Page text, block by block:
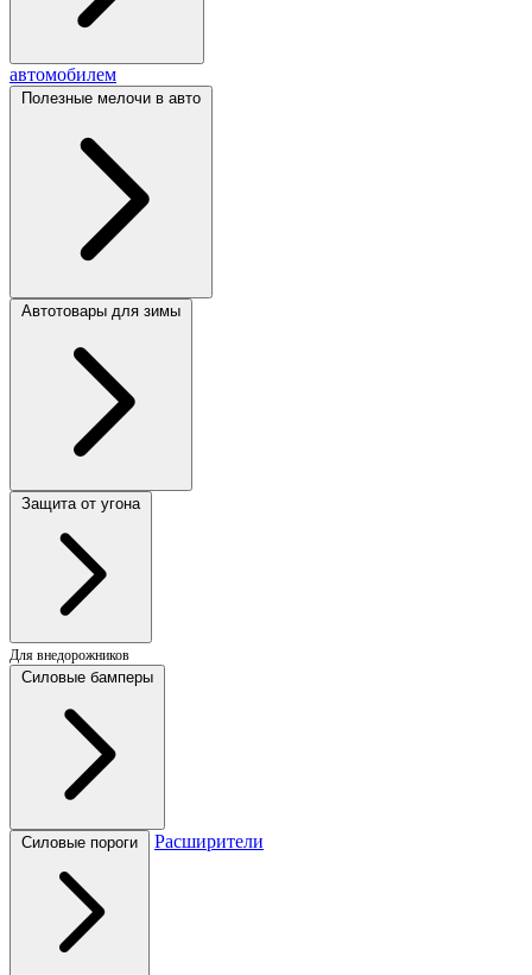
автомобилем
Полезные мелочи в авто
Автотовары для зимы
Защита от угона
Для внедорожников
Силовые бамперы
Силовые пороги Расширители